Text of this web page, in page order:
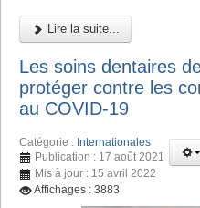
Lire la suite...
Les soins dentaires
protéger contre les
au COVID-19
Catégorie : Internationales
Publication : 17 août 2021
Mis à jour : 15 avril 2022
Affichages : 3883